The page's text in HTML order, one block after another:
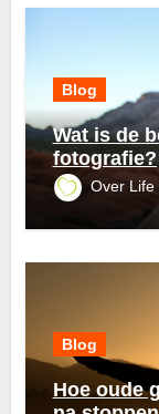
Blog
Wat is de
fotografie?
Over Life
Blog
Hoe oude